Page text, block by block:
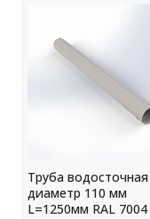
Труба водосточная
диаметр 110 мм
L=1250мм RAL 7004